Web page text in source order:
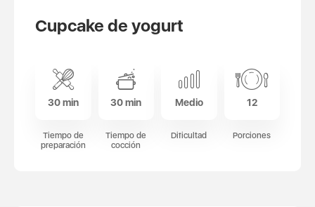
Cupcake de yogurt
30 min
Tiempo de
preparación
30 min
Tiempo de
cocción
Medio
Dificultad
12
Porciones